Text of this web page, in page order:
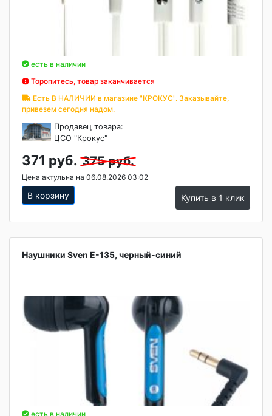
есть в наличии
Торопитесь, товар заканчивается
Есть В НАЛИЧИИ в магазине "КРОКУС". Заказывайте,
привезем сегодня надом.
Продавец товара:
ЦСО "Крокус"
371 руб. 375 руб.
Цена актульна на 06.08.2026 03:02
В корзину Купить в 1 клик
Наушники Sven E-135, черный-синий
есть в наличии